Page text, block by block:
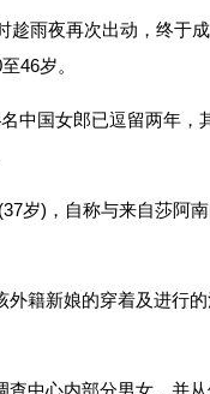
雨夜再次出动，终于成
46岁。
国女郎已逗留两年，
)，自称与来自莎阿南
籍新娘的穿着及进行的
中心内部分男女，并从